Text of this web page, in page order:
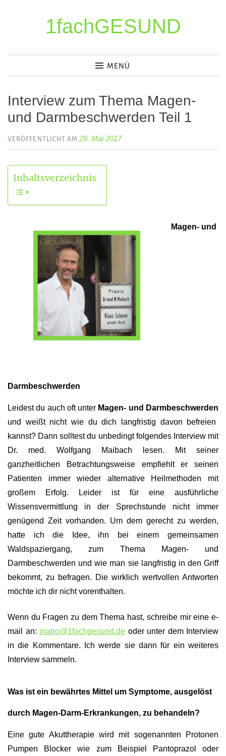
1fachGESUND
MENÜ
Interview zum Thema Magen-
und Darmbeschwerden Teil 1
VERÖFFENTLICHT AM29. Mai 2017
Inhaltsverzeichnis
Magen- und
Darmbeschwerden
Leidest du auch oft unter Magen- und Darmbeschwerden
und weißt nicht wie du dich langfristig davon befreien
kannst? Dann solltest du unbedingt folgendes Interview mit
Dr. med. Wolfgang Maibach lesen.
Mit seiner
ganzheitlichen Betrachtungsweise empfiehlt er seinen
Patienten immer wieder alternative Heilmethoden mit
großem Erfolg. Leider ist für eine ausführliche
Wissensvermittlung in der Sprechstunde nicht immer
genügend Zeit vorhanden. Um dem gerecht zu werden,
hatte ich die Idee, ihn bei einem gemeinsamen
Waldspaziergang, zum Thema Magen- und
Darmbeschwerden und wie man sie langfristig in den Griff
bekommt, zu befragen. Die wirklich wertvollen Antworten
möchte ich dir nicht vorenthalten.
Wenn du Fragen zu dem Thema hast, schreibe mir eine e-
mail an: mario@1fachgesund.de oder unter dem Interview
in die Kommentare. Ich werde sie dann für ein weiteres
Interview sammeln.
Was ist ein bewährtes Mittel um Symptome, ausgelöst
durch Magen-Darm-Erkrankungen, zu behandeln?
Eine gute Akuttherapie wird mit sogenannten Protonen
Pumpen Blocker wie zum Beispiel Pantoprazol oder